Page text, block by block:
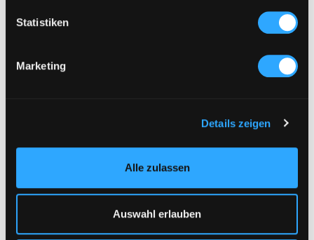
Statistiken
Marketing
Details zeigen
Alle zulassen
Auswahl erlauben